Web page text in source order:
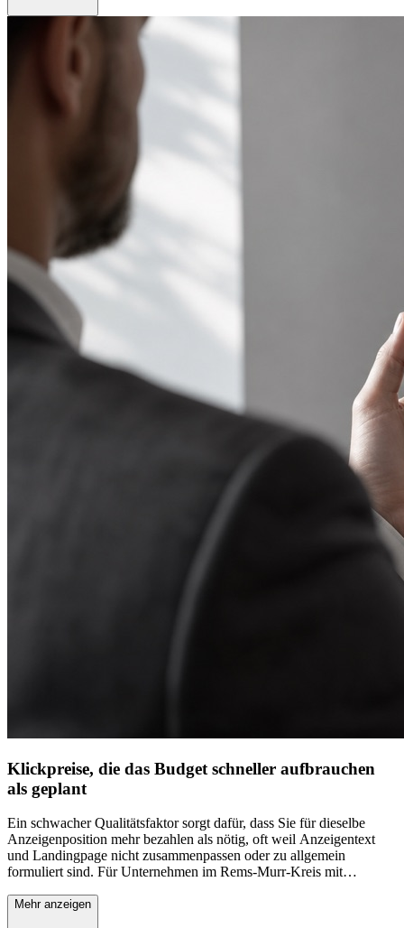
Klickpreise, die das Budget schneller aufbrauchen
als geplant
Ein schwacher Qualitätsfaktor sorgt dafür, dass Sie für dieselbe
Anzeigenposition mehr bezahlen als nötig, oft weil Anzeigentext
und Landingpage nicht zusammenpassen oder zu allgemein
formuliert sind. Für Unternehmen im Rems-Murr-Kreis mit
möglicher Anfragen aus, die mit demselben Budget erzielbar wären.
Mehr anzeigen